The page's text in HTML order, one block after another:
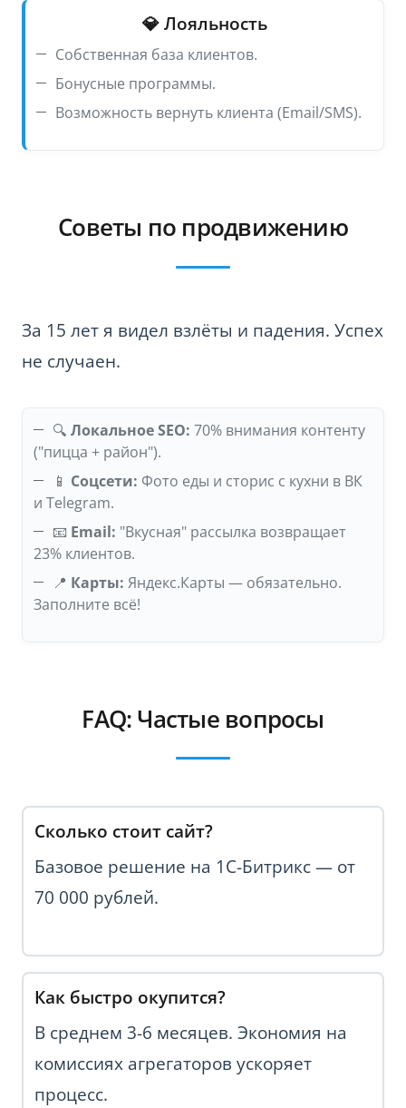
💎 Лояльность
Собственная база клиентов.
Бонусные программы.
Возможность вернуть клиента (Email/SMS).
Советы по продвижению
За 15 лет я видел взлёты и падения. Успех
не случаен.
🔍 Локальное SEO: 70% внимания контенту
("пицца + район").
📱 Соцсети: Фото еды и сторис с кухни в ВК
и Telegram.
📧 Email: "Вкусная" рассылка возвращает
23% клиентов.
📍 Карты: Яндекс.Карты — обязательно.
Заполните всё!
FAQ: Частые вопросы
Сколько стоит сайт?
Базовое решение на 1С-Битрикс — от
70 000 рублей.
Как быстро окупится?
В среднем 3-6 месяцев. Экономия на
комиссиях агрегаторов ускоряет
процесс.